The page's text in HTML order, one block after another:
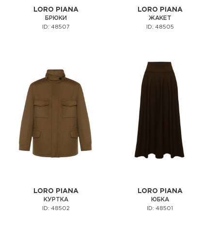
LORO PIANA
БРЮКИ
ID: 48507
LORO PIANA
ЖАКЕТ
ID: 48505
LORO PIANA
КУРТКА
ID: 48502
LORO PIANA
ЮБКА
ID: 48501